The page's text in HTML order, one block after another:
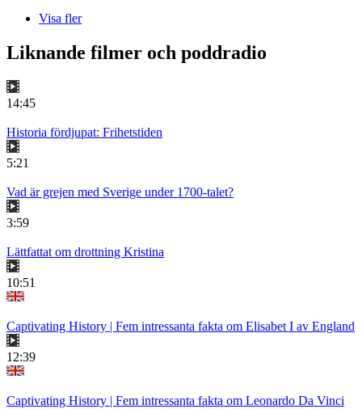
Visa fler
Liknande filmer och poddradio
14:45
Historia fördjupat: Frihetstiden
5:21
Vad är grejen med Sverige under 1700-talet?
3:59
Lättfattat om drottning Kristina
10:51
Captivating History | Fem intressanta fakta om Elisabet I av England
12:39
Captivating History | Fem intressanta fakta om Leonardo Da Vinci